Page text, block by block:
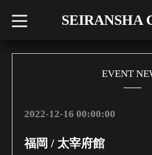
SEIRANSHA
t
o
l
EVENT
2022-12-16 00:00:00
福岡 / 太宰府館